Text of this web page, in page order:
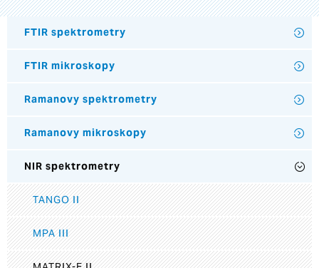
FTIR spektrometry
FTIR mikroskopy
Ramanovy spektrometry
Ramanovy mikroskopy
NIR spektrometry
TANGO II
MPA III